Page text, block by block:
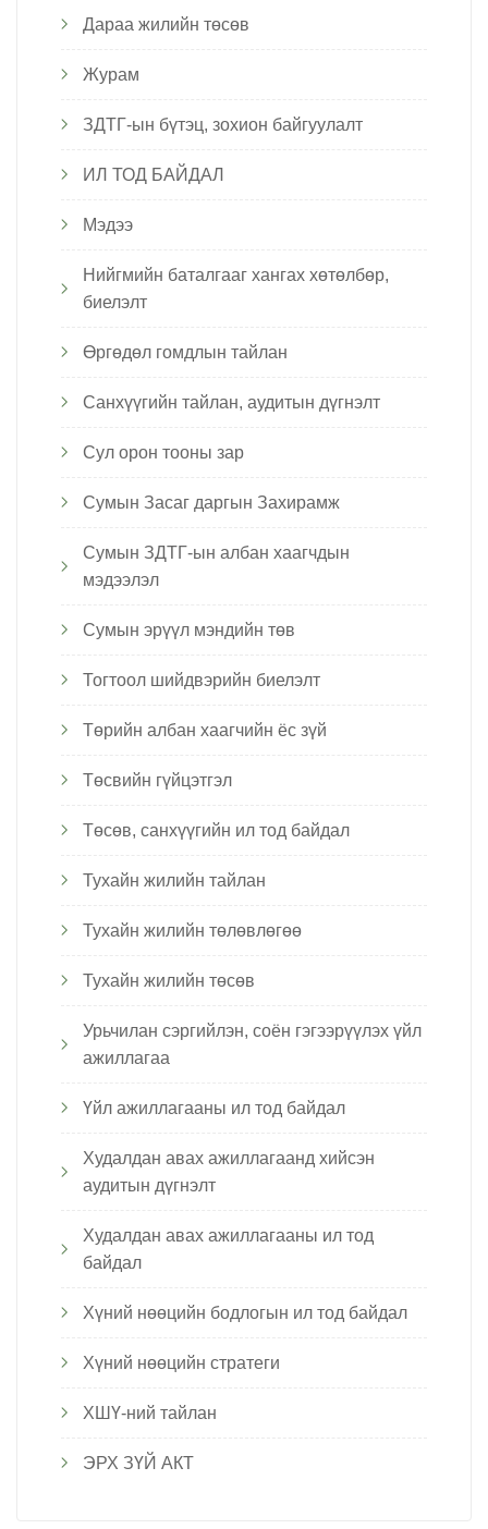
Дараа жилийн төсөв
Журам
ЗДТГ-ын бүтэц, зохион байгуулалт
ИЛ ТОД БАЙДАЛ
Мэдээ
Нийгмийн баталгааг хангах хөтөлбөр,
биелэлт
Өргөдөл гомдлын тайлан
Санхүүгийн тайлан, аудитын дүгнэлт
Сул орон тооны зар
Сумын Засаг даргын Захирамж
Сумын ЗДТГ-ын албан хаагчдын
мэдээлэл
Сумын эрүүл мэндийн төв
Тогтоол шийдвэрийн биелэлт
Төрийн албан хаагчийн ёс зүй
Төсвийн гүйцэтгэл
Төсөв, санхүүгийн ил тод байдал
Тухайн жилийн тайлан
Тухайн жилийн төлөвлөгөө
Тухайн жилийн төсөв
Урьчилан сэргийлэн, соён гэгээрүүлэх үйл
ажиллагаа
Үйл ажиллагааны ил тод байдал
Худалдан авах ажиллагаанд хийсэн
аудитын дүгнэлт
Худалдан авах ажиллагааны ил тод
байдал
Хүний нөөцийн бодлогын ил тод байдал
Хүний нөөцийн стратеги
ХШҮ-ний тайлан
ЭРХ ЗҮЙ АКТ